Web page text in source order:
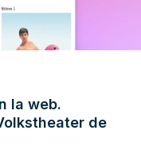
la web.
de